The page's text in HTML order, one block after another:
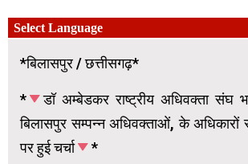
*बिलासपुर / छत्तीसगढ़*
*
डॉ अम्बेडकर राष्ट्रीय अधिवक्ता संघ
बिलासपुर सम्पन्न अधिवक्ताओं, के अधिकारों
पर हुई चर्चा
*